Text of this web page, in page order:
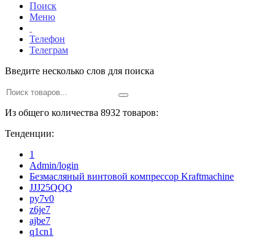
Поиск
Меню
Телефон
Телеграм
Введите несколько слов для поиска
Из общего количества 8932 товаров:
Тенденции:
1
Admin/login
Безмасляный винтовой компрессор Kraftmaсhine
JJJ25QQQ
py7v0
z6je7
ajbe7
q1cn1